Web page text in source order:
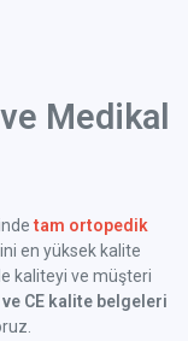
Medikal
tam ortopedik
en yüksek kalite
kaliteyi ve müşteri
ve CE kalite belgeleri